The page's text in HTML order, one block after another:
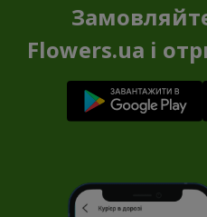
Flowers.ua і